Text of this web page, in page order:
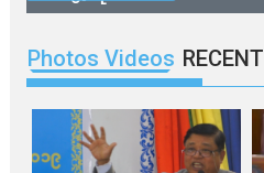
Photos Videos RECENT